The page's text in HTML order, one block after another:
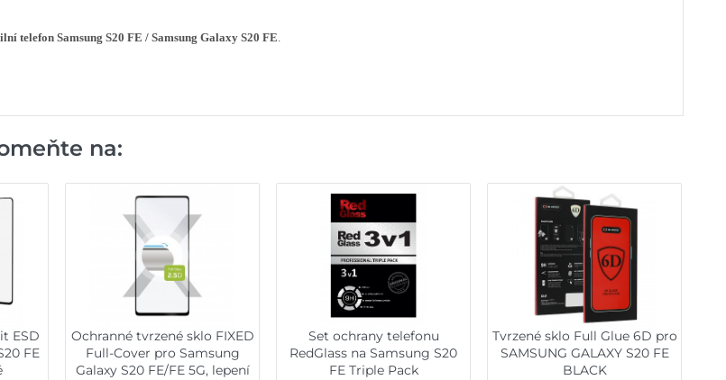
telefon Samsung S20 FE / Samsung Galaxy S20 FE.
na:
ESD
FE
Ochranné tvrzené sklo FIXED
Full-Cover pro Samsung
Galaxy S20 FE/FE 5G, lepení
Set ochrany telefonu
RedGlass na Samsung S20
FE Triple Pack
Tvrzené sklo Full Glue 6D pro
SAMSUNG GALAXY S20 FE
BLACK